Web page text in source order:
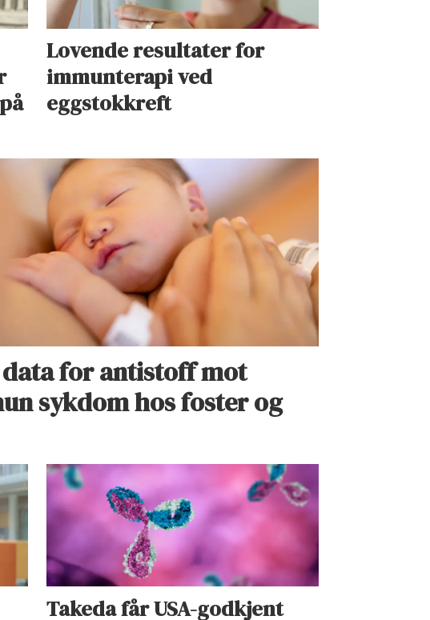
Lovende resultater for
immunterapi ved
eggstokkreft
for antistoff mot
sykdom hos foster og
Takeda får USA-godkjent